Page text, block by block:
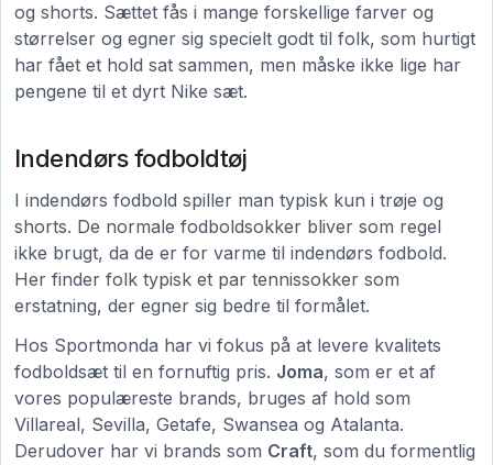
og shorts. Sættet fås i mange forskellige farver og
størrelser og egner sig specielt godt til folk, som hurtigt
har fået et hold sat sammen, men måske ikke lige har
pengene til et dyrt Nike sæt.
Indendørs fodboldtøj
I indendørs fodbold spiller man typisk kun i trøje og
shorts. De normale fodboldsokker bliver som regel
ikke brugt, da de er for varme til indendørs fodbold.
Her finder folk typisk et par tennissokker som
erstatning, der egner sig bedre til formålet.
Hos Sportmonda har vi fokus på at levere kvalitets
fodboldsæt til en fornuftig pris. Joma, som er et af
vores populæreste brands, bruges af hold som
Villareal, Sevilla, Getafe, Swansea og Atalanta.
Derudover har vi brands som Craft, som du formentlig